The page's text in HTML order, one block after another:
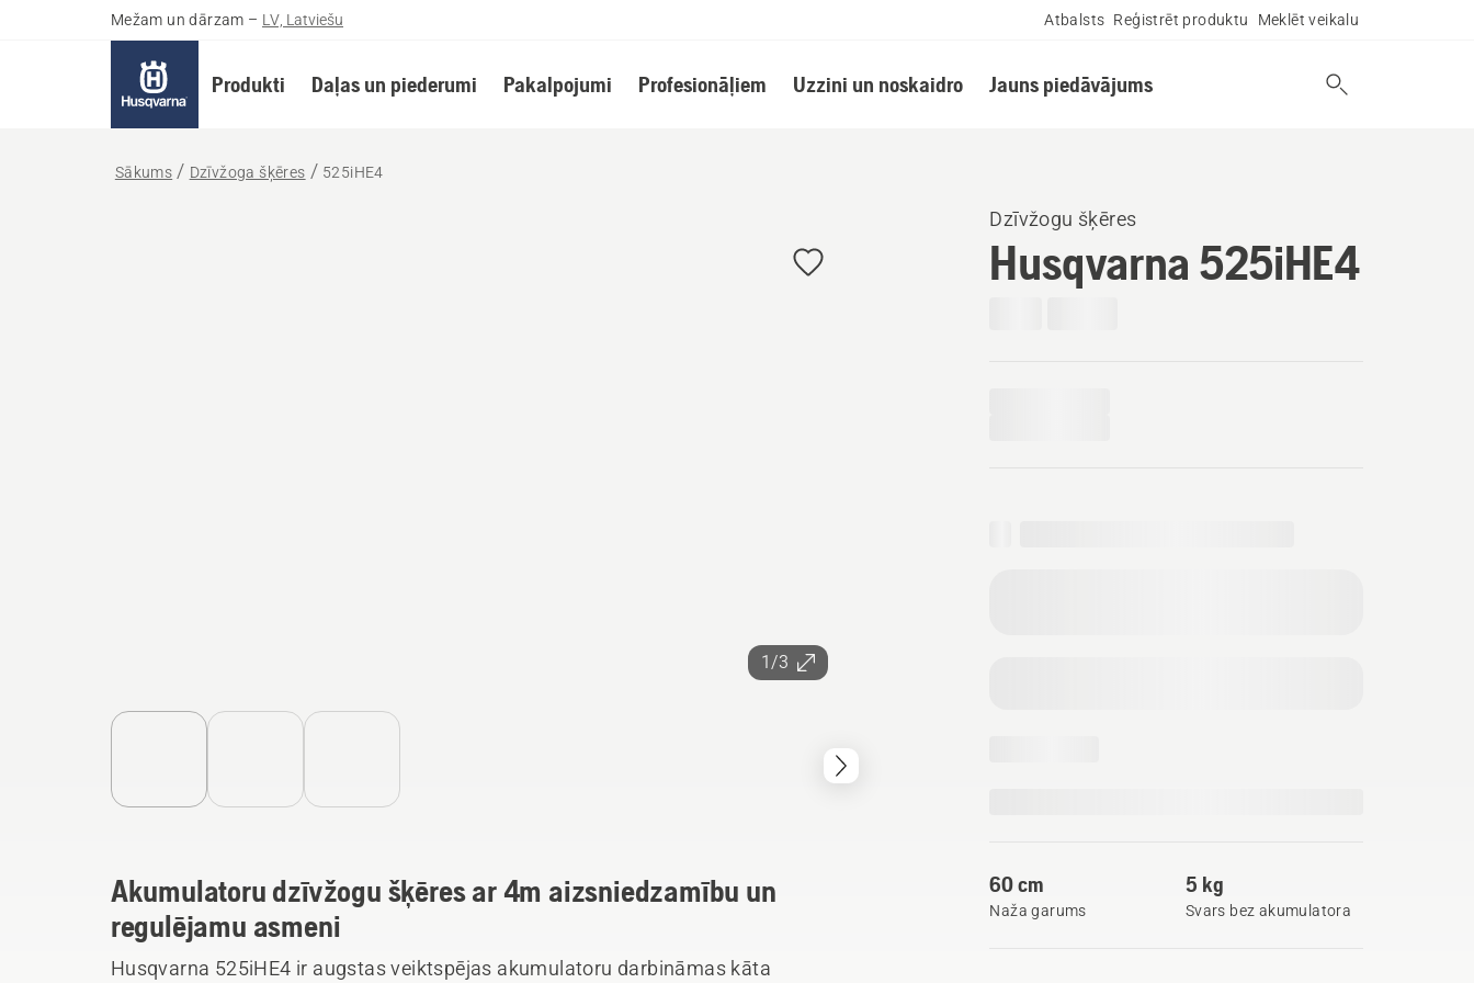
Mežam un dārzam – LV, Latviešu Atbalsts Reģistrēt produktu Meklēt veikalu
Produkti Daļas un piederumi Pakalpojumi Profesionāļiem Uzzini un noskaidro Jauns piedāvājums
Sākums Dzīvžoga šķēres 525iHE4
1/3
Dzīvžogu šķēres
Husqvarna 525iHE4
60 cm
Naža garums
5 kg
Svars bez akumulatora
Akumulatoru dzīvžogu šķēres ar 4m aizsniedzamību un
regulējamu asmeni
Husqvarna 525iHE4 ir augstas veiktspējas akumulatoru darbināmas kāta